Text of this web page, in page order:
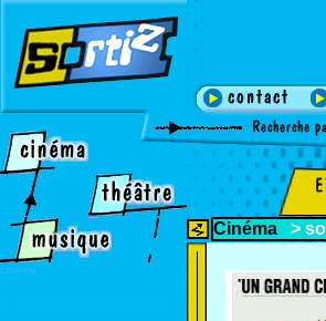
cinema
Cinéma >